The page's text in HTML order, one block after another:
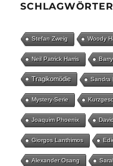
Stefan Zweig Woody
Neil Patrick Harris Barry
Tragikomödie Sandra
Mystery-Serie
Joaquim Phoenix
Giorgos Lanthimos
Alexander Osang